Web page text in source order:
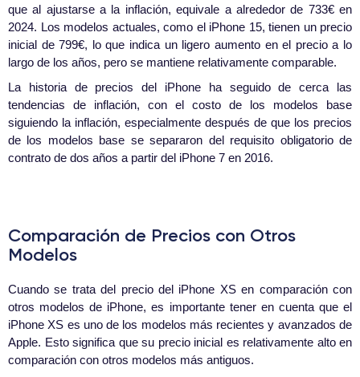
que al ajustarse a la inflación, equivale a alrededor de 733€ en
2024. Los modelos actuales, como el iPhone 15, tienen un precio
inicial de 799€, lo que indica un ligero aumento en el precio a lo
largo de los años, pero se mantiene relativamente comparable.
La historia de precios del iPhone ha seguido de cerca las
tendencias de inflación, con el costo de los modelos base
siguiendo la inflación, especialmente después de que los precios
de los modelos base se separaron del requisito obligatorio de
contrato de dos años a partir del iPhone 7 en 2016.
Comparación de Precios con Otros
Modelos
Cuando se trata del precio del iPhone XS en comparación con
otros modelos de iPhone, es importante tener en cuenta que el
iPhone XS es uno de los modelos más recientes y avanzados de
Apple. Esto significa que su precio inicial es relativamente alto en
comparación con otros modelos más antiguos.